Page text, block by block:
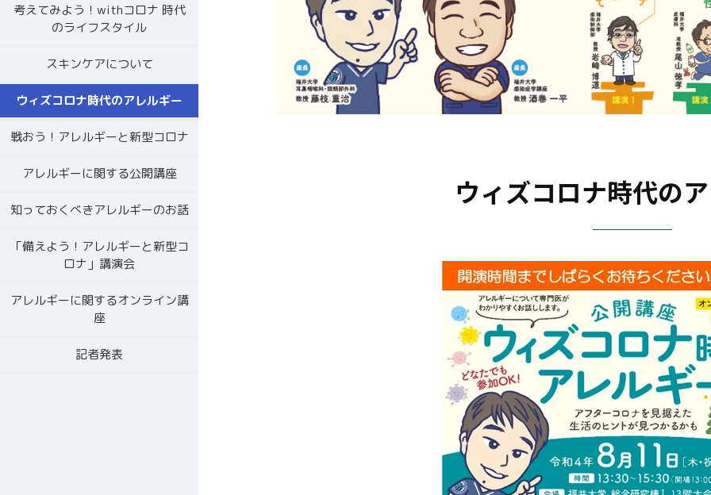
ウィズコロナ時代の
考えてみよう！withコロナ 時代
のライフスタイル
スキンケアについて
ウィズコロナ時代のアレルギー
戦おう！アレルギーと新型コロナ
アレルギーに関する公開講座
知っておくべきアレルギーのお話
「備えよう！アレルギーと新型コ
ロナ」講演会
アレルギーに関するオンライン講
座
記者発表